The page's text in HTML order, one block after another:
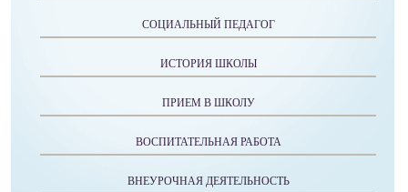
СОЦИАЛЬНЫЙ ПЕДАГОГ
ИСТОРИЯ ШКОЛЫ
ПРИЕМ В ШКОЛУ
ВОСПИТАТЕЛЬНАЯ РАБОТА
ВНЕУРОЧНАЯ ДЕЯТЕЛЬНОСТЬ